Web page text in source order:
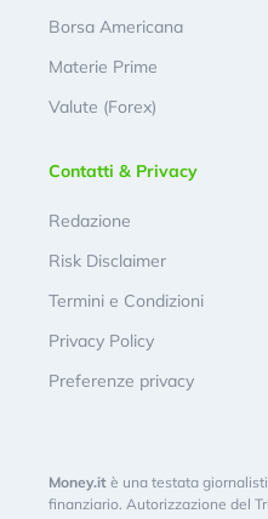
Borsa Americana
Materie Prime
Valute (Forex)
Contatti & Privacy
Redazione
Risk Disclaimer
Termini e Condizioni
Privacy Policy
Preferenze privacy
Money.it è una testata
finanziario. Autorizzazione del